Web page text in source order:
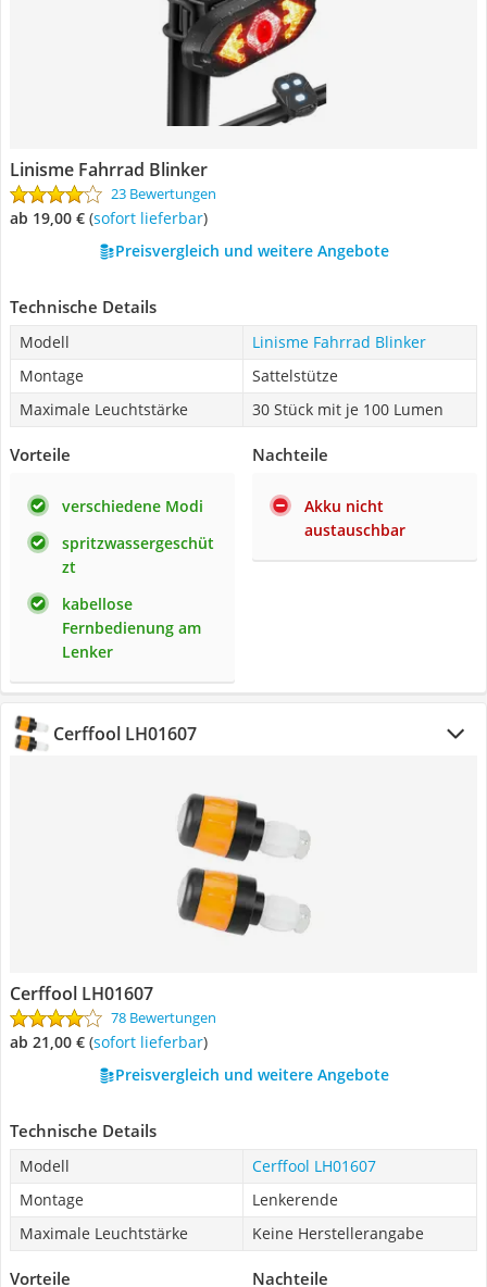
Linisme Fahrrad Blinker
23 Bewertungen
ab 19,00 € ( Sofort lieferbar)
Preisvergleich und weitere Angebote
Technische Details
Modell
Linisme Fahrrad Blinker
Montage
Sattelstütze
Maximale Leuchtstärke
30 Stück mit je 100 Lumen
Vorteile
verschiedene Modi
spritzwassergeschüt
zt
kabellose
Fernbedienung am
Lenker
Nachteile
Akku nicht
austauschbar
Cerffool LH01607
Cerffool LH01607
78 Bewertungen
ab 21,00 € ( Sofort lieferbar)
Preisvergleich und weitere Angebote
Technische Details
Modell
Cerffool LH01607
Montage
Lenkerende
Maximale Leuchtstärke
Keine Herstellerangabe
Vorteile Nachteile